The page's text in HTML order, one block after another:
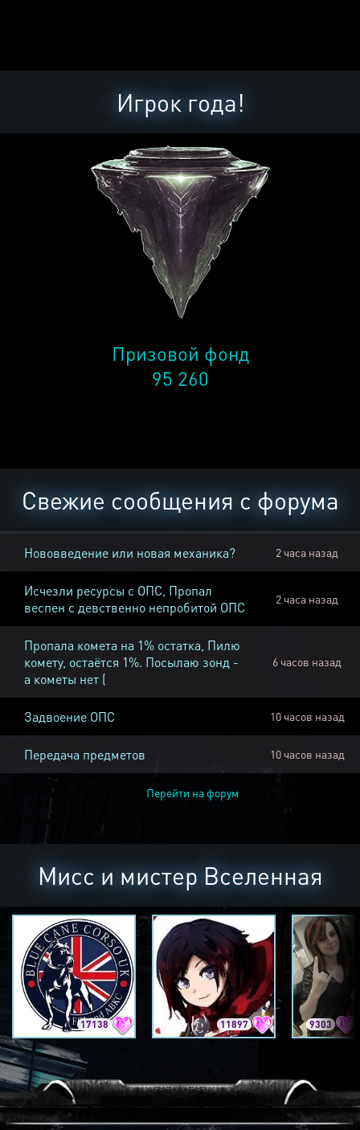
Игрок года!
Призовой фонд
95 260
Свежие сообщения с форума
Нововведение или новая механика? 2 часа назад
Исчезли ресурсы с ОПС, Пропал
веспен с девственно непробитой ОПС
2 часа назад
Пропала комета на 1% остатка, Пилю
комету, остаётся 1%. Посылаю зонд -
а кометы нет (
6 часов назад
Задвоение ОПС 10 часов назад
Передача предметов 10 часов назад
Перейти на форум
Мисс и мистер Вселенная
17138 11897 9303